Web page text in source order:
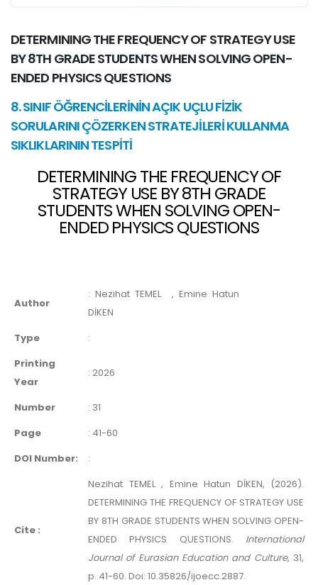
DETERMINING THE FREQUENCY OF STRATEGY USE
BY 8TH GRADE STUDENTS WHEN SOLVING OPEN-
ENDED PHYSICS QUESTIONS
8. SINIF ÖĞRENCİLERİNİN AÇIK UÇLU FİZİK
SORULARINI ÇÖZERKEN STRATEJİLERİ KULLANMA
SIKLIKLARININ TESPİTİ
DETERMINING THE FREQUENCY OF
STRATEGY USE BY 8TH GRADE
STUDENTS WHEN SOLVING OPEN-
ENDED PHYSICS QUESTIONS
Author
:Nezihat TEMEL
, Emine Hatun
DİKEN
Type
:
Printing
Year
: 2026
Number : 31
Page
: 41-60
DOI Number:
:
Cite :
Nezihat TEMEL , Emine Hatun DİKEN, (2026).
DETERMINING THE FREQUENCY OF STRATEGY USE
BY 8TH GRADE STUDENTS WHEN SOLVING OPEN-
ENDED PHYSICS QUESTIONS. International
Journal of Eurasian Education and Culture, 31,
p. 41-60. Doi: 10.35826/ijoecc.2887.